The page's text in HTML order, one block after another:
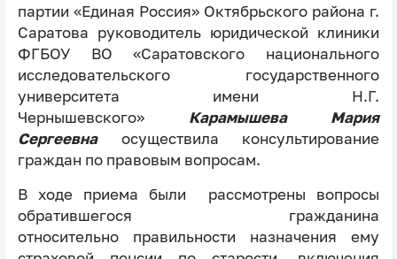
партии «Единая Россия» Октябрьского района г.
Саратова руководитель юридической клиники
ФГБОУ ВО «Саратовского национального
исследовательского государственного
университета имени Н.Г.
Чернышевского» Карамышева Мария
Сергеевнаосуществила консультирование
граждан по правовым вопросам.
В ходе приема были рассмотрены вопросы
обратившегося гражданина
относительно правильности назначения ему